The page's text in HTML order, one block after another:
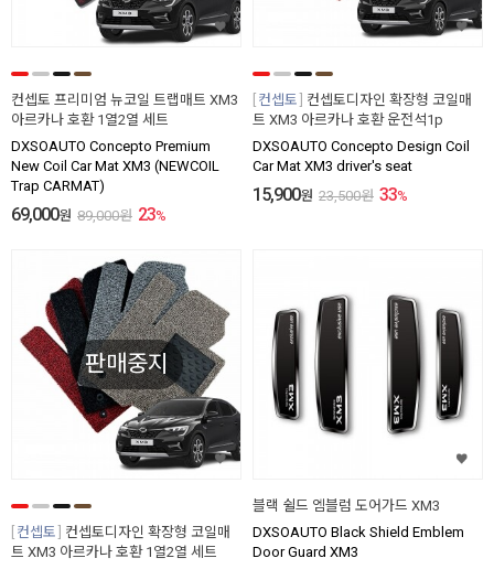
컨셉토 프리미엄 뉴코일 트랩매트 XM3
아르카나 호환 1열2열 세트
DXSOAUTO Concepto Premium
New Coil Car Mat XM3 (NEWCOIL
Trap CARMAT)
69,000원 89,000원 23%
컨셉토
컨셉토디자인 확장형 코일매
트 XM3 아르카나 호환 운전석1p
DXSOAUTO Concepto Design Coil
Car Mat XM3 driver's seat
15,900원 23,500원 33%
판매중지
컨셉토
컨셉토디자인 확장형 코일매
트 XM3 아르카나 호환 1열2열 세트
블랙 쉴드 엠블럼 도어가드 XM3
DXSOAUTO Black Shield Emblem
Door Guard XM3